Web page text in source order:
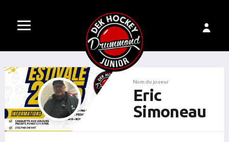
Nom du joueur
Eric
Simoneau